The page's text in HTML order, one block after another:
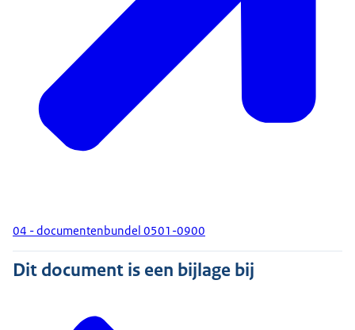
04 - documentenbundel 0501-0900
Dit document is een bijlage bij